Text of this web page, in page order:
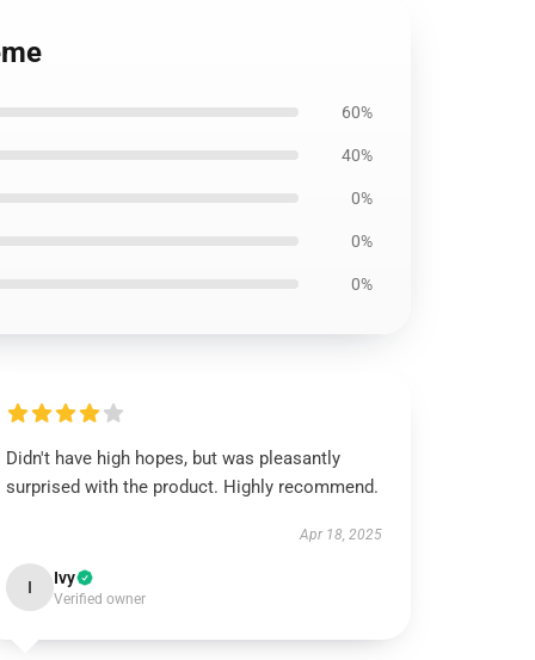
60%
40%
0%
0%
0%
Didn't have high hopes, but was pleasantly
surprised with the product. Highly recommend.
Apr 18, 2025
I Ivy
Verified owner